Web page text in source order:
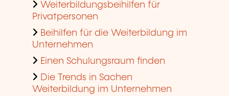
Weiterbildungsbeihilfen für
Privatpersonen
Beihilfen für die Weiterbildung im
Unternehmen
Einen Schulungsraum finden
Die Trends in Sachen
Weiterbildung im Unternehmen